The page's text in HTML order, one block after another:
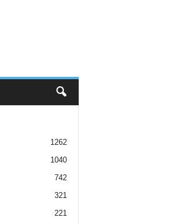
1262
1040
742
321
221